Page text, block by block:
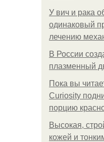
У вич и рака
одинаковый
лечению
В России
плазменный
Пока вы
Curiosity
порцию
Высокая,
кожей и